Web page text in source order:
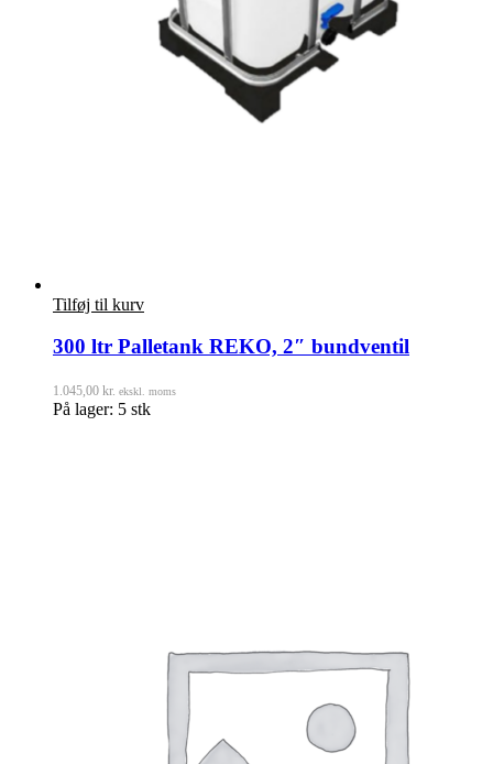
Tilføj til kurv
300 ltr Palletank REKO, 2″ bundventil
1.045,00 kr. ekskl. moms
På lager: 5 stk